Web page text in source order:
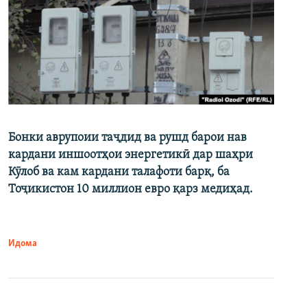
Бонки аврупоии таҷдид ва рушд барои нав
кардани иншоотҳои энергетикӣ дар шаҳри
Кӯлоб ва кам кардани талафоти барқ, ба
Тоҷикистон 10 миллион евро қарз медиҳад.
Идома